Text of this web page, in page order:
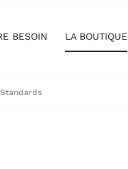
BESOIN LA BOUTIQUE
Standards